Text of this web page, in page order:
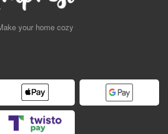
your home cozy